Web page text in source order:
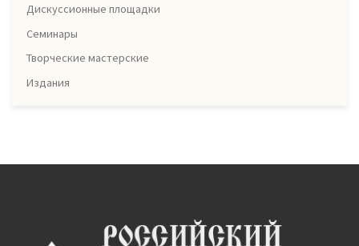
Дискуссионные площадки
Семинары
Творческие мастерские
Издания